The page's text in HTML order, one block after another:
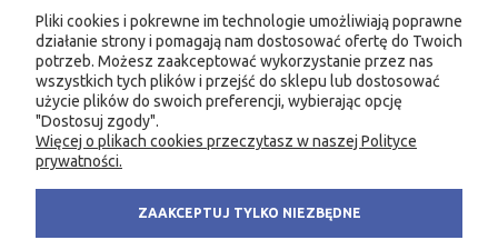
PRODUKTY
KONTAKT KSIĘGARNIA FACHOWA.PL
80-299 Gdańsk
Pliki cookies i pokrewne im technologie umożliwiają poprawne
działanie strony i pomagają nam dostosować ofertę do Twoich
potrzeb. Możesz zaakceptować wykorzystanie przez nas
wszystkich tych plików i przejść do sklepu lub dostosować
użycie plików do swoich preferencji, wybierając opcję
"Dostosuj zgody".
Więcej o plikach cookies przeczytasz w naszej Polityce
prywatności.
ZAAKCEPTUJ TYLKO NIEZBĘDNE